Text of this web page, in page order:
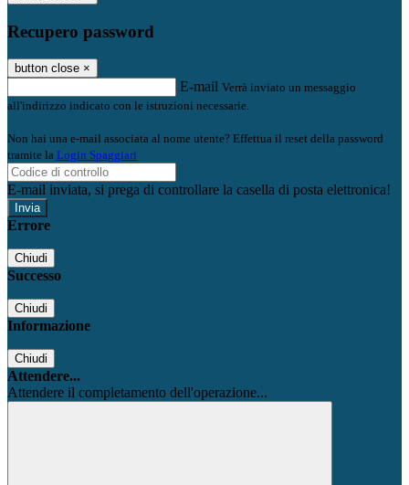
Recupero password
button close ×
E-mail Verrà inviato un messaggio
all'indirizzo indicato con le istruzioni necessarie.
Non hai una e-mail associata al nome utente? Effettua il reset della password
tramite la Login Spaggiari
E-mail inviata, si prega di controllare la casella di posta elettronica!
Errore
Chiudi
Successo
Chiudi
Informazione
Chiudi
Attendere...
Attendere il completamento dell'operazione...